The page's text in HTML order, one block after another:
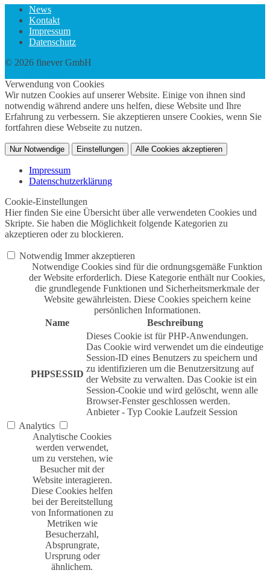
News
Kontakt
Impressum
Datenschutz
© 2026 finever GmbH
Verwendung von Cookies
Wir nutzen Cookies auf unserer Website. Einige von ihnen sind
notwendig während andere uns helfen, diese Website und Ihre
Erfahrung zu verbessern. Sie akzeptieren unsere Cookies, wenn Sie
fortfahren diese Webseite zu nutzen.
Nur Notwendige Einstellungen Alle Cookies akzeptieren
Impressum
Datenschutzerklärung
Cookie-Einstellungen
Hier finden Sie eine Übersicht über alle verwendeten Cookies und
Skripte. Sie haben die Möglichkeit folgende Kategorien zu
akzeptieren oder zu blockieren.
Notwendig Immer akzeptieren
Notwendige Cookies sind für die ordnungsgemäße Funktion
der Website erforderlich. Diese Kategorie enthält nur Cookies,
die grundlegende Funktionen und Sicherheitsmerkmale der
Website gewährleisten. Diese Cookies speichern keine
persönlichen Informationen.
Name
Beschreibung
PHPSESSID
Dieses Cookie ist für PHP-Anwendungen.
Das Cookie wird verwendet um die eindeutige
Session-ID eines Benutzers zu speichern und
zu identifizieren um die Benutzersitzung auf
der Website zu verwalten. Das Cookie ist ein
Session-Cookie und wird gelöscht, wenn alle
Browser-Fenster geschlossen werden.
Anbieter - Typ Cookie Laufzeit Session
Analytics
Analytische Cookies
werden verwendet,
um zu verstehen, wie
Besucher mit der
Website interagieren.
Diese Cookies helfen
bei der Bereitstellung
von Informationen zu
Metriken wie
Besucherzahl,
Absprungrate,
Ursprung oder
ähnlichem.